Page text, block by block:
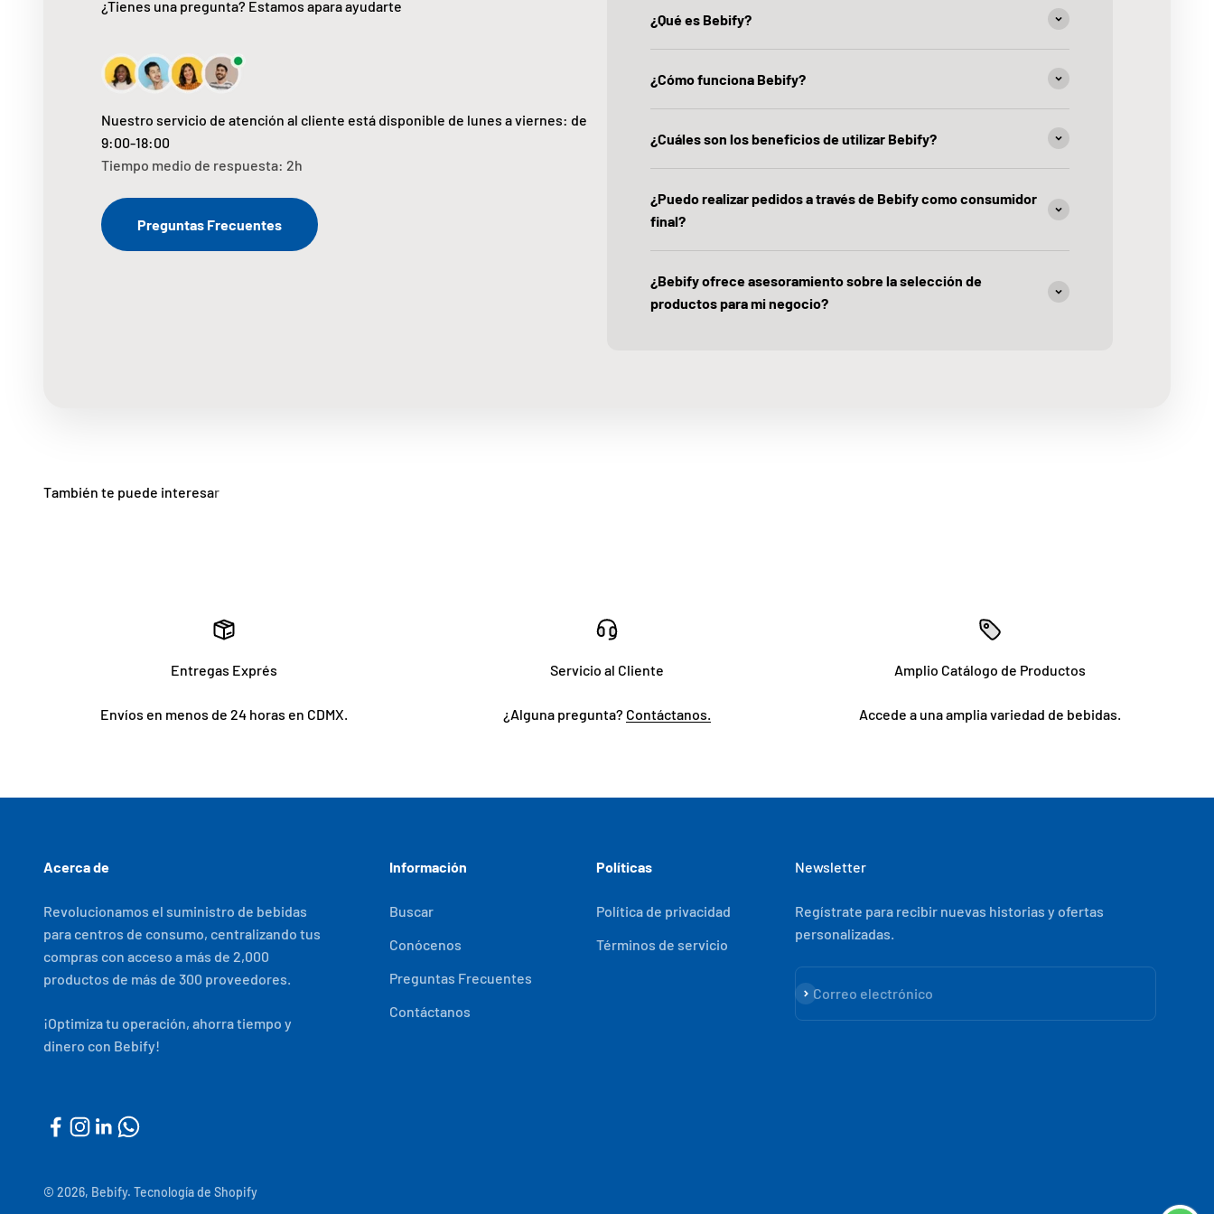
¿Tienes una pregunta? Estamos apara ayudarte
Nuestro servicio de atención al cliente está disponible de lunes a viernes: de
9:00-18:00
Tiempo medio de respuesta: 2h
Preguntas Frecuentes
¿Qué es Bebify?
¿Cómo funciona Bebify?
¿Cuáles son los beneficios de utilizar Bebify?
¿Puedo realizar pedidos a través de Bebify como consumidor
final?
¿Bebify ofrece asesoramiento sobre la selección de
productos para mi negocio?
Entregas Exprés
Envíos en menos de 24 horas en CDMX.
Servicio al Cliente
¿Alguna pregunta? Contáctanos.
Amplio Catálogo de Productos
Accede a una amplia variedad de bebidas.
Acerca de
Revolucionamos el suministro de bebidas
para centros de consumo, centralizando tus
compras con acceso a más de 2,000
productos de más de 300 proveedores.
¡Optimiza tu operación, ahorra tiempo y
dinero con Bebify!
Información
Buscar
Conócenos
Preguntas Frecuentes
Contáctanos
Políticas
Política de privacidad
Términos de servicio
Newsletter
Regístrate para recibir nuevas historias y ofertas
personalizadas.
Correo electrónico
Suscribirse
© 2026, Bebify. Tecnología de Shopify